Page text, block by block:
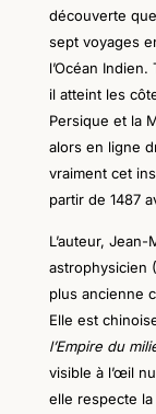
découverte
sept voyages
l’Océan
il atteint les
Persique et la
alors en ligne
vraiment cet
partir de 1487
L’auteur,
astrophysicien (
plus ancienne
Elle est
l’Empire du
visible à l’œil
elle respecte